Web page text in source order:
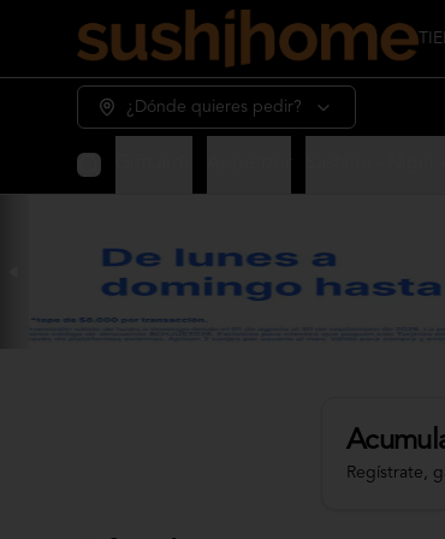
¿Dónde quieres pedir?
Regístrate,